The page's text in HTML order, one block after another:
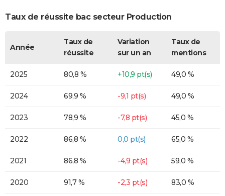
Taux de réussite bac secteur Production
Année
Taux de
réussite
Variation
sur un an
Taux de
mentions
2025 80,8 % +10,9 pt(s) 49,0 %
2024 69,9 % -9,1 pt(s) 49,0 %
2023 78,9 % -7,8 pt(s) 45,0 %
2022 86,8 % 0,0 pt(s) 65,0 %
2021 86,8 % -4,9 pt(s) 59,0 %
2020 91,7 % -2,3 pt(s) 83,0 %